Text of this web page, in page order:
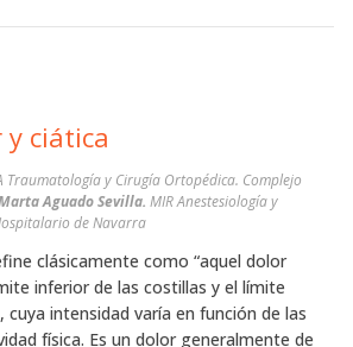
ciática
Traumatología y Cirugía Ortopédica. Complejo
Aguado Sevilla. MIR Anestesiología y
de Navarra
clásicamente como “aquel dolor
inferior de las costillas y el límite
cuya intensidad varía en función de las
física. Es un dolor generalmente de